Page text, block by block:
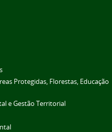
Protegidas, Florestas, Educação
e Gestão Territorial